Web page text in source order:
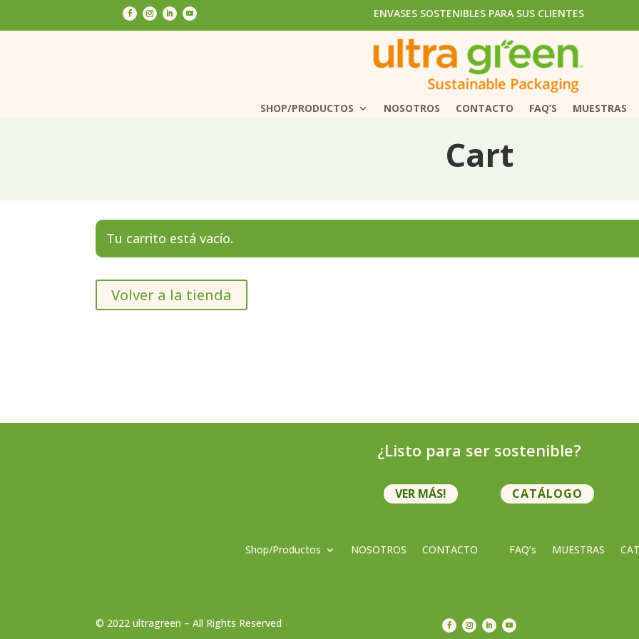
ENVASES SOSTENIBLES PARA SUS CLIENTES
SHOP/PRODUCTOS NOSOTROS CONTACTO FAQ’S MUESTRAS
ENVASES SOSTENIBLES PARA SUS CLIENTES
SHOP/PRODUCTOS NOSOTROS CONTACTO FAQ’S MUESTRAS
Cart
Tu carrito está vacío.
Volver a la tienda
¿Listo para ser sostenible?
VER MÁS! CATÁLOGO
Shop/Productos NOSOTROS CONTACTO FAQ’s MUESTRAS
© 2022 ultragreen – All Rights Reserved